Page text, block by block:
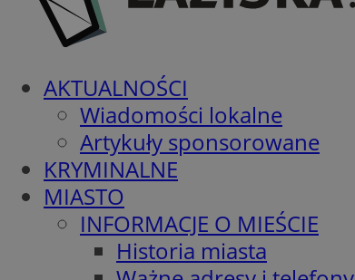
AKTUALNOŚCI
Wiadomości lokalne
Artykuły sponsorowane
KRYMINALNE
MIASTO
INFORMACJE O MIEŚCIE
Historia miasta